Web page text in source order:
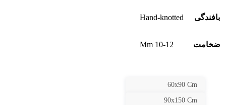
بافندگی Hand-knotted
ضخامت 10-12 Mm
60x90 Cm
90x150 Cm